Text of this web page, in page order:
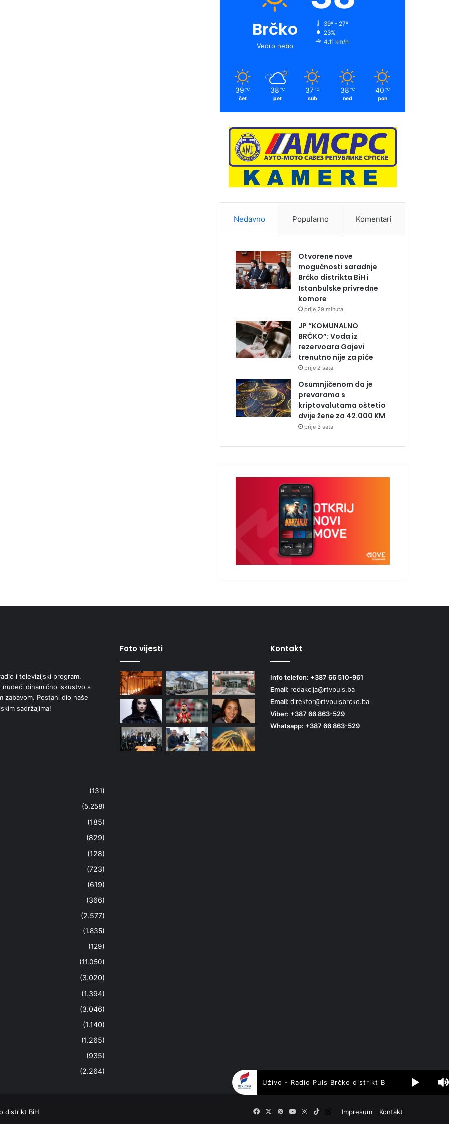
Brčko
Vedro nebo
39º - 27º
23%
4.11 km/h
39 ℃
čet
38 ℃
pet
37 ℃
sub
38 ℃
ned
40 ℃
pon
Nedavno Popularno Komentari
Otvorene nove
mogućnosti saradnje
Brčko distrikta BiH i
Istanbulske privredne
komore
prije 29 minuta
JP “KOMUNALNO
BRČKO”: Voda iz
rezervoara Gajevi
trenutno nije za piće
prije 2 sata
Osumnjičenom da je
prevarama s
kriptovalutama oštetio
dvije žene za 42.000 KM
prije 3 sata
i televizijski program.
nudeći dinamično iskustvo s
zabavom. Postani dio naše
sadržajima!
(131)
(5.258)
(185)
(829)
(128)
(723)
(619)
(366)
(2.577)
(1.835)
(129)
(11.050)
(3.020)
(1.394)
(3.046)
(1.140)
(1.265)
(935)
(2.264)
Foto vijesti Kontakt
Info telefon: +387 66 510-961
Email: redakcija@rtvpuls.ba
Email: direktor@rtvpulsbrcko.ba
Viber: +387 66 863-529
Whatsapp: +387 66 863-529
distrikt BiH Impresum Kontakt
FacebookPinterestYouTubeInstagram
TikTok Threads
Uživo - Radio Puls Brčko distrikt BiH